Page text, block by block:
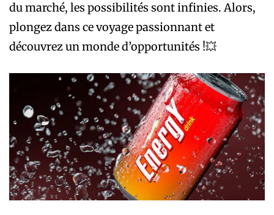
du marché, les possibilités sont infinies. Alors,
plongez dans ce voyage passionnant et
découvrez un monde d’opportunités !💥